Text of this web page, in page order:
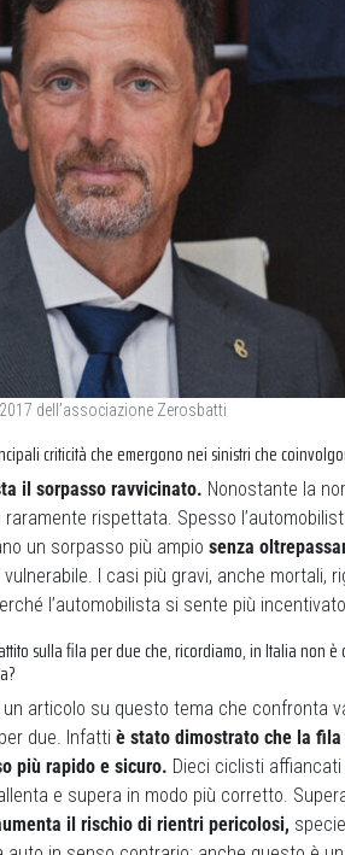
dell’associazione Zerosbatti
criticità che emergono nei sinistri che
il sorpasso ravvicinato. Nonostante la
rispettata. Spesso
un sorpasso più ampio senza
I casi più gravi, anche mortali,
l’automobilista si sente più
sulla fila per due che, ricordiamo, in Italia non è
articolo su questo tema che confronta
due. Infatti è stato dimostrato che la
più rapido e sicuro. Dieci ciclisti
e supera in modo più corretto.
il rischio di rientri pericolosi,